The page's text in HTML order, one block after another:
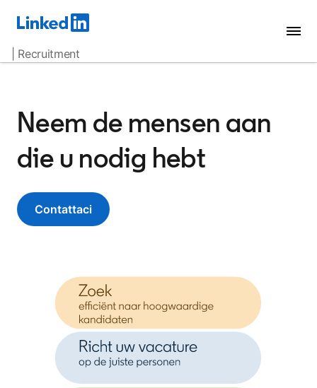
| Recruitment
Neem de mensen aan
die u nodig hebt
Contattaci